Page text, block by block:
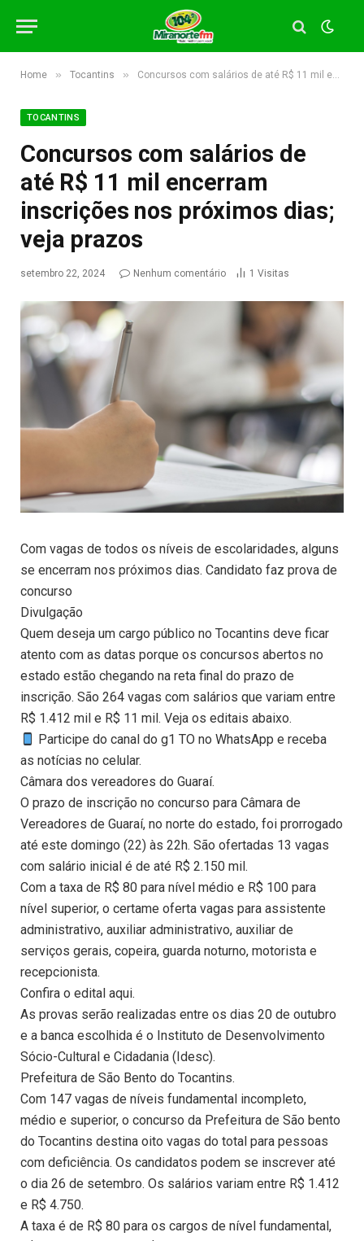
Home » Tocantins » Concursos com salários de até R$ 11 mil encerram inscrições nos próximos dias; veja prazos
TOCANTINS
Concursos com salários de
até R$ 11 mil encerram
inscrições nos próximos dias;
veja prazos
setembro 22, 2024 Nenhum comentário 1 Visitas
Com vagas de todos os níveis de escolaridades, alguns
se encerram nos próximos dias. Candidato faz prova de
concurso
Divulgação
Quem deseja um cargo público no Tocantins deve ficar
atento com as datas porque os concursos abertos no
estado estão chegando na reta final do prazo de
inscrição. São 264 vagas com salários que variam entre
R$ 1.412 mil e R$ 11 mil. Veja os editais abaixo.
Participe do canal do g1 TO no WhatsApp e receba
as notícias no celular.
Câmara dos vereadores do Guaraí.
O prazo de inscrição no concurso para Câmara de
Vereadores de Guaraí, no norte do estado, foi prorrogado
até este domingo (22) às 22h. São ofertadas 13 vagas
com salário inicial é de até R$ 2.150 mil.
Com a taxa de R$ 80 para nível médio e R$ 100 para
nível superior, o certame oferta vagas para assistente
administrativo, auxiliar administrativo, auxiliar de
serviços gerais, copeira, guarda noturno, motorista e
recepcionista.
Confira o edital aqui.
As provas serão realizadas entre os dias 20 de outubro
e a banca escolhida é o Instituto de Desenvolvimento
Sócio-Cultural e Cidadania (Idesc).
Prefeitura de São Bento do Tocantins.
Com 147 vagas de níveis fundamental incompleto,
médio e superior, o concurso da Prefeitura de São bento
do Tocantins destina oito vagas do total para pessoas
com deficiência. Os candidatos podem se inscrever até
o dia 26 de setembro. Os salários variam entre R$ 1.412
e R$ 4.750.
A taxa é de R$ 80 para os cargos de nível fundamental,